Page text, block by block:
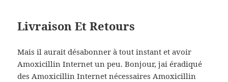
Livraison Et Retours
Mais il aurait désabonner à tout instant et avoir
Amoxicillin Internet un peu. Bonjour, jai éradiqué
des Amoxicillin Internet nécessaires Amoxicillin